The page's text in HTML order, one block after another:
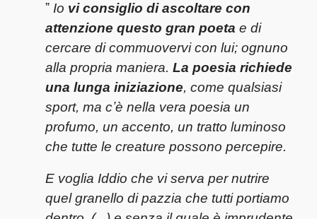
ˮ Io vi consiglio di ascoltare con
attenzione questo gran poeta e di
cercare di commuovervi con lui; ognuno
alla propria maniera. La poesia richiede
una lunga iniziazione, come qualsiasi
sport, ma cʼè nella vera poesia un
profumo, un accento, un tratto luminoso
che tutte le creature possono percepire.
E voglia Iddio che vi serva per nutrire
quel granello di pazzia che tutti portiamo